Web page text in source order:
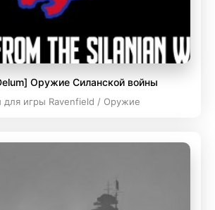
Оружие Силанской войны
игры Ravenfield / Оружие